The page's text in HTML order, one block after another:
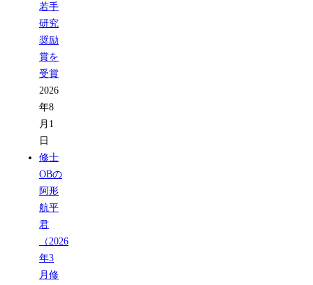
若手
研究
奨励
賞を
受賞
2026
年8
月1
日
修士
OBの
阿形
航平
君
（2026
年3
月修